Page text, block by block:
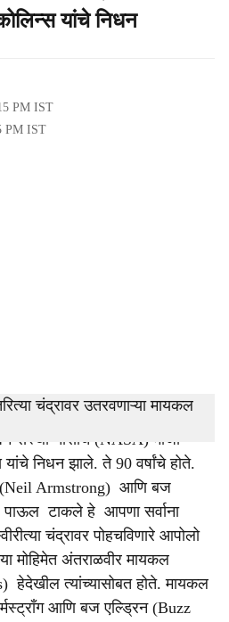
यांचे निधन
PM IST
PM IST
संस्था नासाचे (NASA) माजी
निधन झाले. ते 90 वर्षांचे होते.
(Neil Armstrong) आणि बज
पाऊल टाकले हे आपणा सर्वाना
चंद्रावर पोहचविणारे आपोलो
मोहिमेत अंतराळवीर मायकल
हेदेखील त्यांच्यासोबत होते. मायकल
आणि बज एल्ड्रिन (Buzz